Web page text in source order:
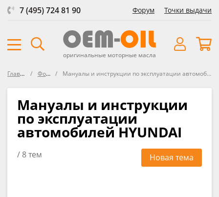
7 (495) 724 81 90 Форум Точки выдачи
оригинальные моторные масла
Главная Форум Мануалы и инструкции по эксплуатации автомобилей HYUNDAI
Мануалы и инструкции
по эксплуатации
автомобилей HYUNDAI
/ 8 тем Новая тема